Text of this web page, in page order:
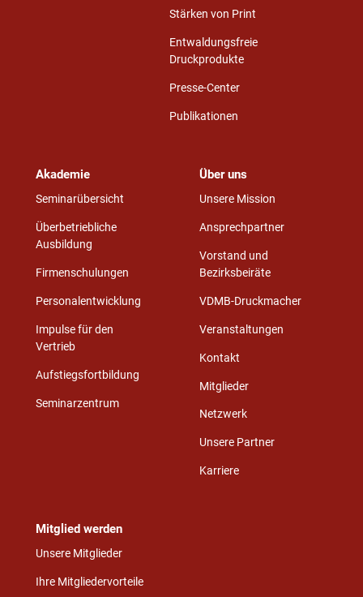
Stärken von Print
Entwaldungsfreie
Druckprodukte
Presse-Center
Publikationen
Akademie
Seminarübersicht
Überbetriebliche
Ausbildung
Firmenschulungen
Personalentwicklung
Impulse für den
Vertrieb
Aufstiegsfortbildung
Seminarzentrum
Über uns
Unsere Mission
Ansprechpartner
Vorstand und
Bezirksbeiräte
VDMB-Druckmacher
Veranstaltungen
Kontakt
Mitglieder
Netzwerk
Unsere Partner
Karriere
Mitglied werden
Unsere Mitglieder
Ihre Mitgliedervorteile